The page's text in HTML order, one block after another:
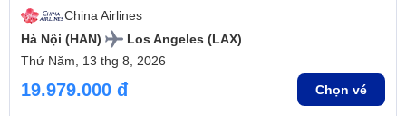
China Airlines
Hà Nội (HAN)
Los Angeles (LAX)
Thứ Năm, 13 thg 8, 2026
19.979.000 đ Chọn vé